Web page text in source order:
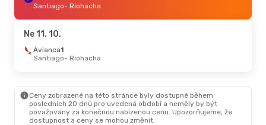
Santiago- Riohacha
Ne 11. 10.
Avianca1
Santiago- Riohacha
Ceny zobrazené na této stránce byly dostupné během
posledních 20 dnů pro uvedená období a neměly by být
považovány za konečnou nabízenou cenu. Upozorňujeme, že
dostupnost a ceny se mohou změnit.